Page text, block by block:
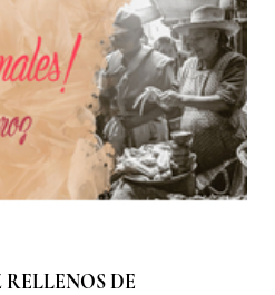
DE